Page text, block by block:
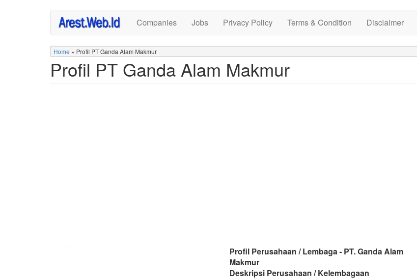
Companies Jobs Privacy Policy Terms & Condition Disclaimer
Home » Profil PT Ganda Alam Makmur
Profil PT Ganda Alam Makmur
Profil Perusahaan / Lembaga - PT. Ganda Alam
Makmur
Deskripsi Perusahaan / Kelembagaan